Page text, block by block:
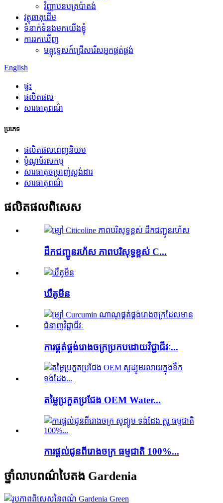
វិញ្ញាបនបត្រប៉ាតង់
វត្ថុធាតុដើម
ទំនាក់ទំនងមកយើងខ្ញុំ
ការរកឃើញ
មគ្គុទ្ទេសក៍ជ្រើសរើសអ្នកផ្គត់ផ្គង់
English
ផ្ទះ
ផលិតផល
សារធាតុពណ៌
ប្រភេទ
ផលិតផលពេញនិយម
ម៉ូណូម័រសកម្ម
សារធាតុចម្រាញ់ស្តង់ដារ
សារធាតុពណ៌
ផលិតផល​ពិសេស
ដឹកជញ្ជូនរហ័ស ភាពបរិសុទ្ធខ្ពស់ C...
ឃឺគូមីន
ការផ្គត់ផ្គង់រោងចក្រប្រកបដោយវិជ្ជាជីវៈ...
តម្លៃប្រកួតប្រជែង OEM Water...
ការផ្តល់ជូនពីរោងចក្រ ធម្មជាតិ 100%...
ថ្នាំលាបពណ៌បៃតង Gardenia